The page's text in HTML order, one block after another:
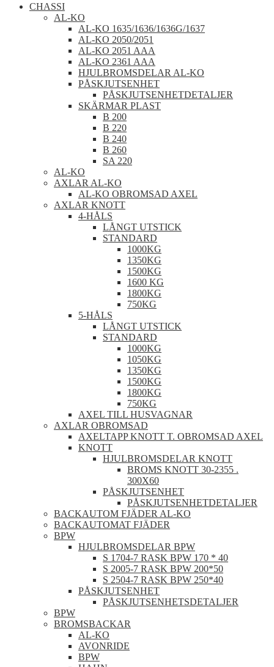
CHASSI
AL-KO
AL-KO 1635/1636/1636G/1637
AL-KO 2050/2051
AL-KO 2051 AAA
AL-KO 2361 AAA
HJULBROMSDELAR AL-KO
PÅSKJUTSENHET
PÅSKJUTSENHETDETALJER
SKÄRMAR PLAST
B 200
B 220
B 240
B 260
SA 220
AL-KO
AXLAR AL-KO
AL-KO OBROMSAD AXEL
AXLAR KNOTT
4-HÅLS
LÅNGT UTSTICK
STANDARD
1000KG
1350KG
1500KG
1600 KG
1800KG
750KG
5-HÅLS
LÅNGT UTSTICK
STANDARD
1000KG
1050KG
1350KG
1500KG
1800KG
750KG
AXEL TILL HUSVAGNAR
AXLAR OBROMSAD
AXELTAPP KNOTT T. OBROMSAD AXEL
KNOTT
HJULBROMSDELAR KNOTT
BROMS KNOTT 30-2355 .
300X60
PÅSKJUTSENHET
PÅSKJUTSENHETDETALJER
BACKAUTOM FJÄDER AL-KO
BACKAUTOMAT FJÄDER
BPW
HJULBROMSDELAR BPW
S 1704-7 RASK BPW 170 * 40
S 2005-7 RASK BPW 200*50
S 2504-7 RASK BPW 250*40
PÅSKJUTSENHET
PÅSKJUTSENHETSDETALJER
BPW
BROMSBACKAR
AL-KO
AVONRIDE
BPW